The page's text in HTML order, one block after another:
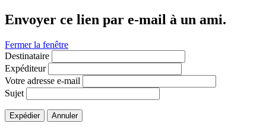
Envoyer ce lien par e-mail à un ami.
Fermer la fenêtre
Destinataire
Expéditeur
Votre adresse e-mail
Sujet
Expédier Annuler